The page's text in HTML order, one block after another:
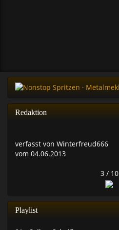
Redaktion
verfasst von Winterfreud666
vom 04.06.2013
3 / 10
Playlist